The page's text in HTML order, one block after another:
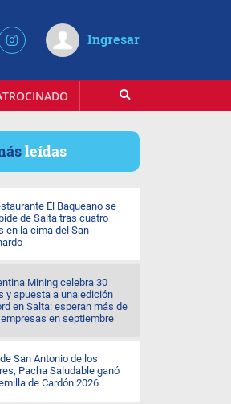
Ingresar
leídas
El Baqueano se
de Salta tras cuatro
en la cima del San
Mining celebra 30
y apuesta a una edición
en Salta: esperan más de
en septiembre
San Antonio de los
Pacha Saludable ganó
de Cardón 2026